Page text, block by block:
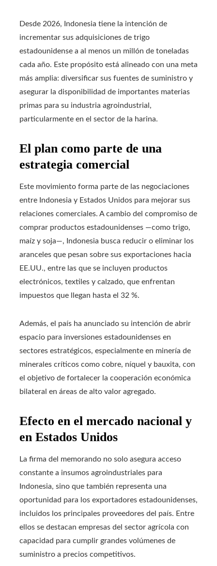
Desde 2026, Indonesia tiene la intención de
incrementar sus adquisiciones de trigo
estadounidense a al menos un millón de toneladas
cada año. Este propósito está alineado con una meta
más amplia: diversificar sus fuentes de suministro y
asegurar la disponibilidad de importantes materias
primas para su industria agroindustrial,
particularmente en el sector de la harina.
El plan como parte de una
estrategia comercial
Este movimiento forma parte de las negociaciones
entre Indonesia y Estados Unidos para mejorar sus
relaciones comerciales. A cambio del compromiso de
comprar productos estadounidenses —como trigo,
maíz y soja—, Indonesia busca reducir o eliminar los
aranceles que pesan sobre sus exportaciones hacia
EE.UU., entre las que se incluyen productos
electrónicos, textiles y calzado, que enfrentan
impuestos que llegan hasta el 32 %.
Además, el país ha anunciado su intención de abrir
espacio para inversiones estadounidenses en
sectores estratégicos, especialmente en minería de
minerales críticos como cobre, níquel y bauxita, con
el objetivo de fortalecer la cooperación económica
bilateral en áreas de alto valor agregado.
Efecto en el mercado nacional y
en Estados Unidos
La firma del memorando no solo asegura acceso
constante a insumos agroindustriales para
Indonesia, sino que también representa una
oportunidad para los exportadores estadounidenses,
incluidos los principales proveedores del país. Entre
ellos se destacan empresas del sector agrícola con
capacidad para cumplir grandes volúmenes de
suministro a precios competitivos.